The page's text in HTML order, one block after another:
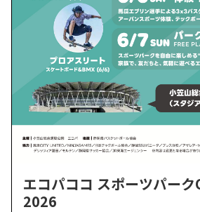
エコパココ スポーツパーク
2026